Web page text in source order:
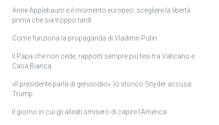
Anne Applebaum e il momento europeo: scegliere la libertà
prima che sia troppo tardi
Come funziona la propaganda di Vladimir Putin
Il Papa che non cede, rapporti sempre più tesi tra Vaticano e
Casa Bianca
«Il presidente parla di genocidio»: lo storico Snyder accusa
Trump
Il giorno in cui gli alleati smisero di capire l’America